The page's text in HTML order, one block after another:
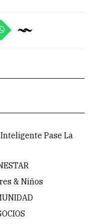
Inteligente Pase La
& Niños